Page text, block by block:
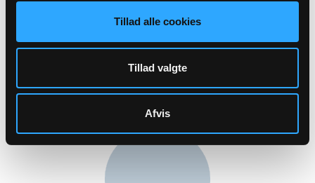
Tillad alle cookies
Tillad valgte
Afvis
7160 Tørring
Al henvendelse skal rettes til 8003@sogn.dk, ved
8003fortrolig@sogn.dk Eller kontakt kirkekontoret